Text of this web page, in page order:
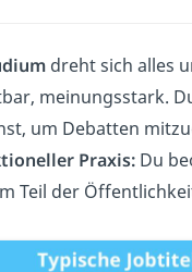
dreht sich alles
meinungsstark.
um Debatten
Praxis: Du
Teil der